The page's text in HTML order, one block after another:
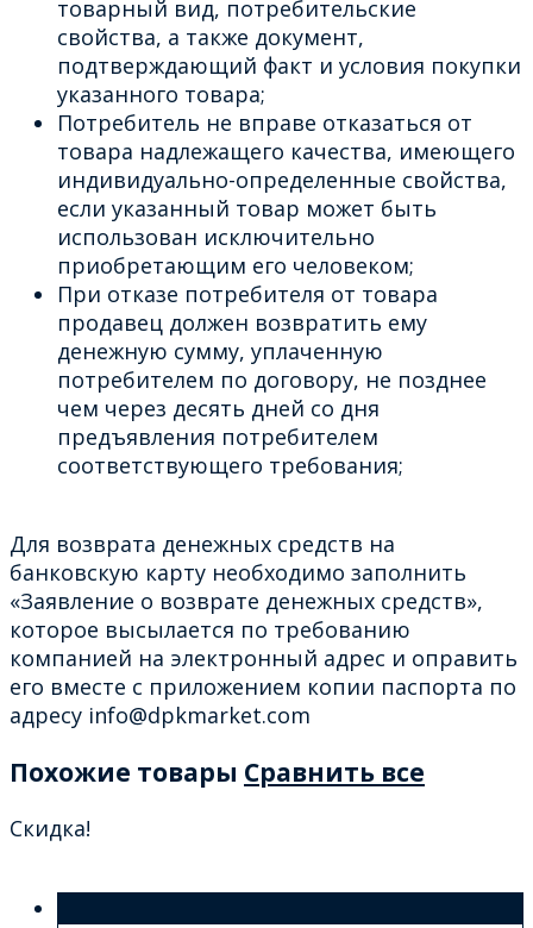
товарный вид, потребительские
свойства, а также документ,
подтверждающий факт и условия покупки
указанного товара;
Потребитель не вправе отказаться от
товара надлежащего качества, имеющего
индивидуально-определенные свойства,
если указанный товар может быть
использован исключительно
приобретающим его человеком;
При отказе потребителя от товара
продавец должен возвратить ему
денежную сумму, уплаченную
потребителем по договору, не позднее
чем через десять дней со дня
предъявления потребителем
соответствующего требования;
Для возврата денежных средств на
банковскую карту необходимо заполнить
«Заявление о возврате денежных средств»,
которое высылается по требованию
компанией на электронный адрес и оправить
его вместе с приложением копии паспорта по
адресу info@dpkmarket.com
Похожие товары Сравнить все
Скидка!